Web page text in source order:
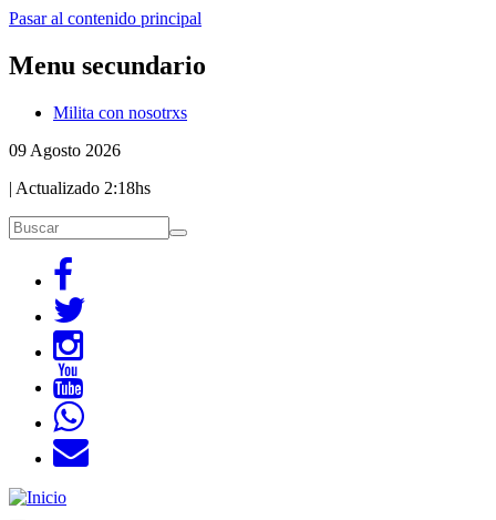
Pasar al contenido principal
Menu secundario
Milita con nosotrxs
09 Agosto 2026
| Actualizado 2:18hs
Buscar
Buscar